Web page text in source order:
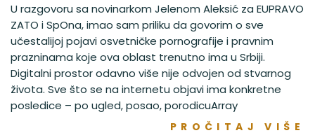
U razgovoru sa novinarkom Jelenom Aleksić za EUPRAVO
ZATO i SpOna, imao sam priliku da govorim o sve
učestalijoj pojavi osvetničke pornografije i pravnim
prazninama koje ova oblast trenutno ima u Srbiji.
Digitalni prostor odavno više nije odvojen od stvarnog
života. Sve što se na internetu objavi ima konkretne
posledice – po ugled, posao, porodicuArray
PROČITAJ VIŠE